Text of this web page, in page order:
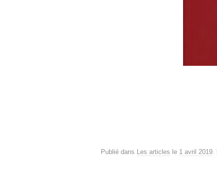
Publié dans Les articles le 1 avril 2019.